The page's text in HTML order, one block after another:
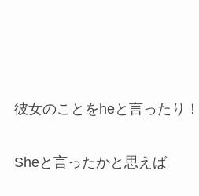
彼女のことをheと言ったり！
Sheと言ったかと思えば